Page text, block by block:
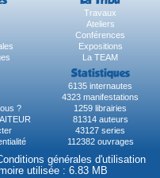
Travaux
Ateliers
Conférences
Expositions
La TEAM
Statistiques
6135 internautes
4323 manifestations
?
1259 librairies
81314 auteurs
43127 series
112382 ouvrages
générales d'utilisation
utilisée : 6.83 MB